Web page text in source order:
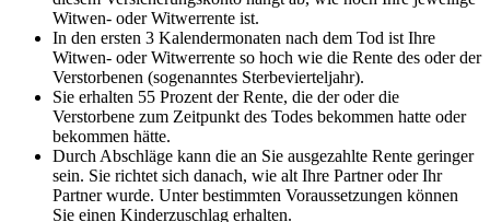
Witwen- oder Witwerrente ist.
In den ersten 3 Kalendermonaten nach dem Tod ist Ihre
Witwen- oder Witwerrente so hoch wie die Rente des oder der
Verstorbenen (sogenanntes Sterbevierteljahr).
Sie erhalten 55 Prozent der Rente, die der oder die
Verstorbene zum Zeitpunkt des Todes bekommen hatte oder
bekommen hätte.
Durch Abschläge kann die an Sie ausgezahlte Rente geringer
sein. Sie richtet sich danach, wie alt Ihre Partner oder Ihr
Partner wurde. Unter bestimmten Voraussetzungen können
Sie einen Kinderzuschlag erhalten.